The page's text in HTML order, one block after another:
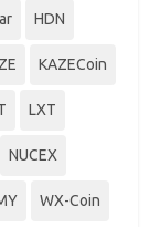
HDN
KAZECoin
LXT
NUCEX
WX-Coin